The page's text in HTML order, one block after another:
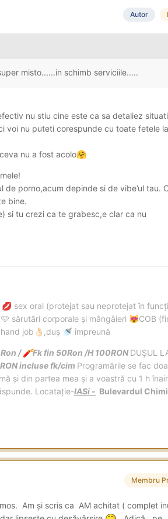
inutil FK-ul care e o baliverna , niște
a fost super de gașca, vesela,
restul poate au mai multa bafta.
Autor
misto......in schimb serviciile.....
nu stiu cine este ca sa detaliez
voi nu puteti corespunde cu toate fetele
nu a fost acolo🤗
porno,acum depinde si de vibe’ul tau.
bine.
si tu crezi ca te grabesc,e clar ca nu
💋 sex oral (protejat sau neprotejat în
sărutări corporale și mângâieri 😻COB
job 👌🏻 ,duș 🚿 împreună
/🧨Fk fin 50Ron /H 100RONDUȘUL
incluse fk/cim Programările se fac
și din partea mea și a voastră cu 1 h
Locatație-IASi - Bulevardul
Membru
Am și scris ca AM achitat ( complet